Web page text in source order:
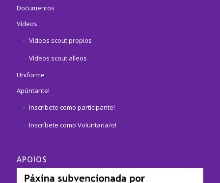
Documentos
Vídeos
Vídeos scout propios
Vídeos scout alleos
Uniforme
Apúntante!
Inscríbete como participante!
Inscríbete como Voluntaria/o!
APOIOS